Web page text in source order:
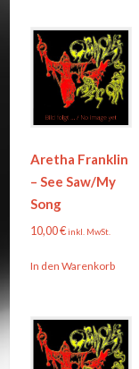
Aretha Franklin
– See Saw/My
Song
10,00€inkl. MwSt.
In den Warenkorb